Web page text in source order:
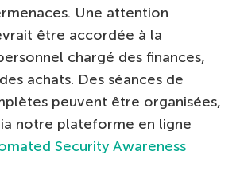
Une attention
être accordée à la
chargé des finances,
achats. Des séances de
peuvent être organisées,
notre plateforme en ligne
Security Awareness